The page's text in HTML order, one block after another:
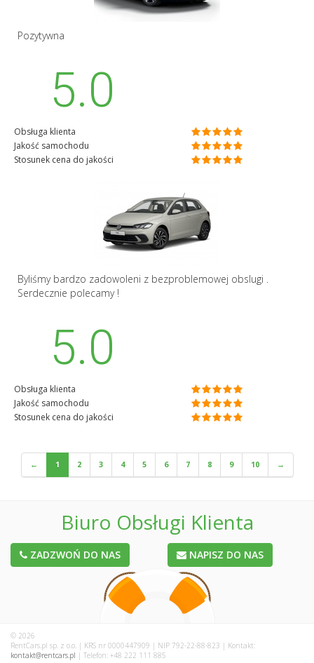
Pozytywna
5.0
Obsługa klienta
Jakość samochodu
Stosunek cena do jakości
Byliśmy bardzo zadowoleni z bezproblemowej obslugi .
Serdecznie polecamy !
5.0
Obsługa klienta
Jakość samochodu
Stosunek cena do jakości
← 1 2 3 4 5 6 7 8 9 10 →
Biuro Obsługi Klienta
ZADZWOŃ DO NAS NAPISZ DO NAS
© 2026
RentCars.pl sp. z o.o. | KRS nr 0000447909 | NIP 792-22-88-823 | Kontakt:
kontakt@rentcars.pl | Telefon: +48 222 111 885